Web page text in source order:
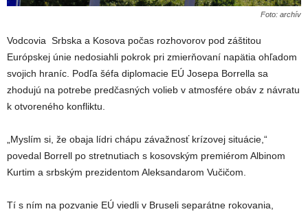
Foto: archív
Vodcovia Srbska a Kosova počas rozhovorov pod záštitou
Európskej únie nedosiahli pokrok pri zmierňovaní napätia ohľadom
svojich hraníc. Podľa šéfa diplomacie EÚ Josepa Borrella sa
zhodujú na potrebe predčasných volieb v atmosfére obáv z návratu
k otvoreného konfliktu.
„Myslím si, že obaja lídri chápu závažnosť krízovej situácie,“
povedal Borrell po stretnutiach s kosovským premiérom Albinom
Kurtim a srbským prezidentom Aleksandarom Vučičom.
Tí s ním na pozvanie EÚ viedli v Bruseli separátne rokovania,